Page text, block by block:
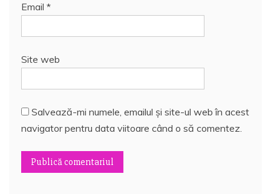
Email *
Site web
Salvează-mi numele, emailul și site-ul web în acest
navigator pentru data viitoare când o să comentez.